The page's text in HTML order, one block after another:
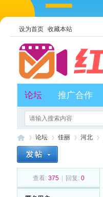
设为首页 收藏本站
论坛 推广合作
论坛
›
佳丽
›
河北
查看: 375 回复: 0